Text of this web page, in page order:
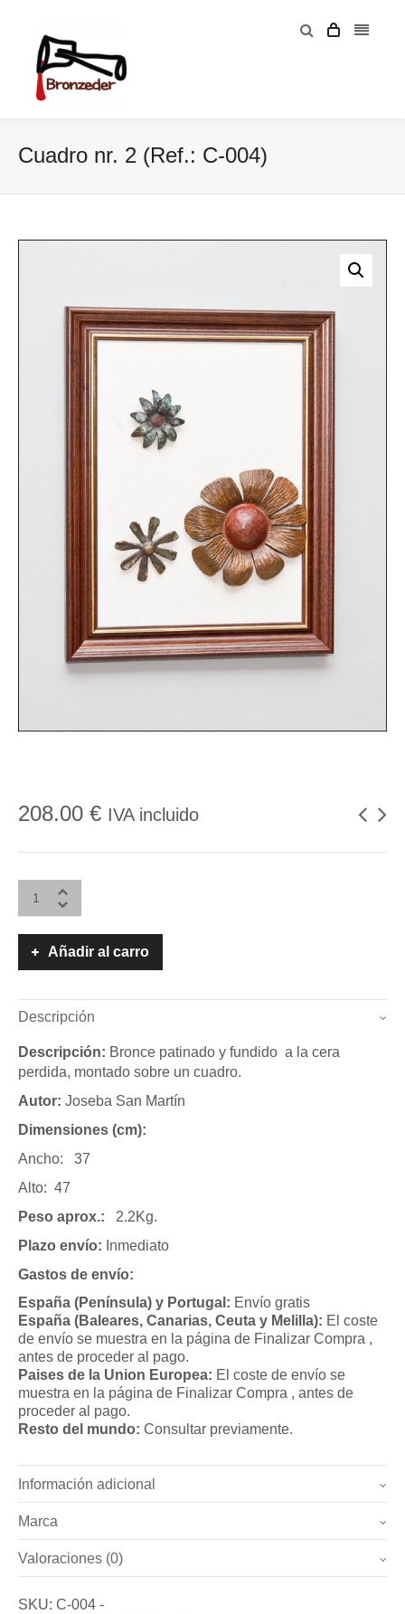
Cuadro nr. 2 (Ref.: C-004)
208.00 € IVA incluido
Añadir al carro
Descripción
Descripción: Bronce patinado y fundido a la cera
perdida, montado sobre un cuadro.
Autor: Joseba San Martín
Dimensiones (cm):
Ancho: 37
Alto: 47
Peso aprox.: 2.2Kg.
Plazo envío: Inmediato
Gastos de envío:
España (Península) y Portugal: Envío gratis
España (Baleares, Canarias, Ceuta y Melilla): El coste
de envío se muestra en la página de Finalizar Compra ,
antes de proceder al pago.
Paises de la Union Europea: El coste de envío se
muestra en la página de Finalizar Compra , antes de
proceder al pago.
Resto del mundo: Consultar previamente.
Información adicional
Peso
Dimensiones 37 × 47 cm
Marca
Marca
Bronzeder
Valoraciones (0)
SKU: C-004 -